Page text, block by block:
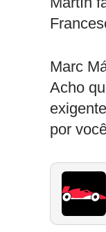
Marc
Acho
por